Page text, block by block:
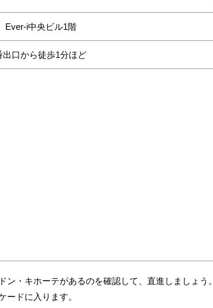
i中央ビル1階
口から徒歩1分ほど
・キホーテがあるのを確認して、直進しましょう。
ードに入ります。